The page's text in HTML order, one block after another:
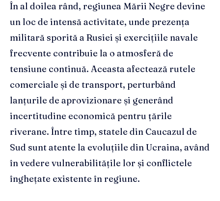
În al doilea rând, regiunea Mării Negre devine
un loc de intensă activitate, unde prezența
militară sporită a Rusiei și exercițiile navale
frecvente contribuie la o atmosferă de
tensiune continuă. Aceasta afectează rutele
comerciale și de transport, perturbând
lanțurile de aprovizionare și generând
incertitudine economică pentru țările
riverane. Între timp, statele din Caucazul de
Sud sunt atente la evoluțiile din Ucraina, având
în vedere vulnerabilitățile lor și conflictele
înghețate existente în regiune.